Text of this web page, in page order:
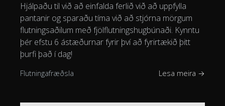
Hjálpaðu til við að einfalda ferlið við að uppfylla
pantanir og sparaðu tíma við að stjórna mörgum
flutningsaðilum með fjölflutningshugbúnaði. Kynntu
þér efstu 6 ástæðurnar fyrir því að fyrirtækið þitt
þurfi það í dag!
Flutningafræðsla Lesa meira →